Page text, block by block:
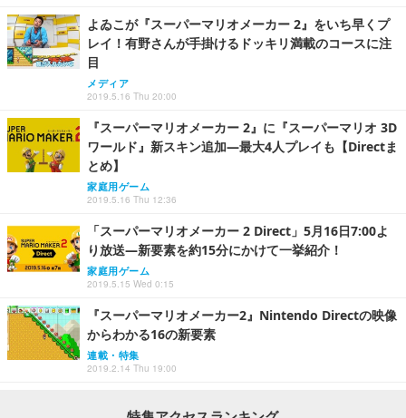
よゐこが『スーパーマリオメーカー 2』をいち早くプ
レイ！有野さんが手掛けるドッキリ満載のコースに注
目
メディア
2019.5.16 Thu 20:00
『スーパーマリオメーカー 2』に『スーパーマリオ 3D
ワールド』新スキン追加―最大4人プレイも【Directま
とめ】
家庭用ゲーム
2019.5.16 Thu 12:36
「スーパーマリオメーカー 2 Direct」5月16日7:00よ
り放送―新要素を約15分にかけて一挙紹介！
家庭用ゲーム
2019.5.15 Wed 0:15
『スーパーマリオメーカー2』Nintendo Directの映像
からわかる16の新要素
連載・特集
2019.2.14 Thu 19:00